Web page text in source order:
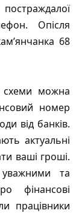
Опісля
68
схеми можна
номер
від банків.
актуальні
ваші гроші.
та
фінансові
працівники